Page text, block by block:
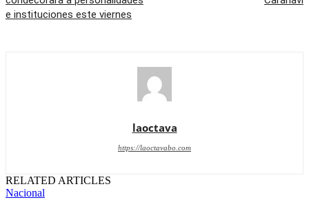
e instituciones este viernes
laoctava
https://laoctavabo.com
RELATED ARTICLES
Nacional